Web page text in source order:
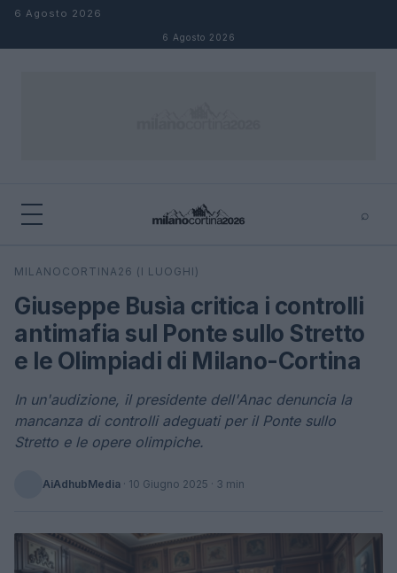
Salta al contenuto
6 Agosto 2026
6 Agosto 2026
⌕
Cerca
MILANOCORTINA26 (I LUOGHI)
Giuseppe Busìa critica i controlli
antimafia sul Ponte sullo Stretto
e le Olimpiadi di Milano-Cortina
In un'audizione, il presidente dell'Anac denuncia la
mancanza di controlli adeguati per il Ponte sullo
Stretto e le opere olimpiche.
AiAdhubMedia · 10 Giugno 2025 · 3 min